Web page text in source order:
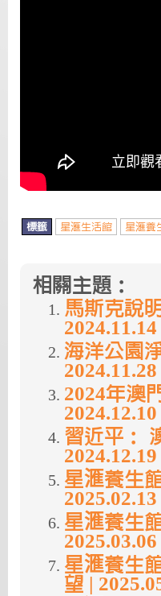
標籤 星滙生活館 星滙養
相關主題：
馬斯克說
海洋公園
2024年澳
習近平：
星滙養生
星滙養生
星滙養生
望 |